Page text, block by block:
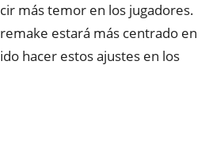
más temor en los jugadores.
estará más centrado en
hacer estos ajustes en los